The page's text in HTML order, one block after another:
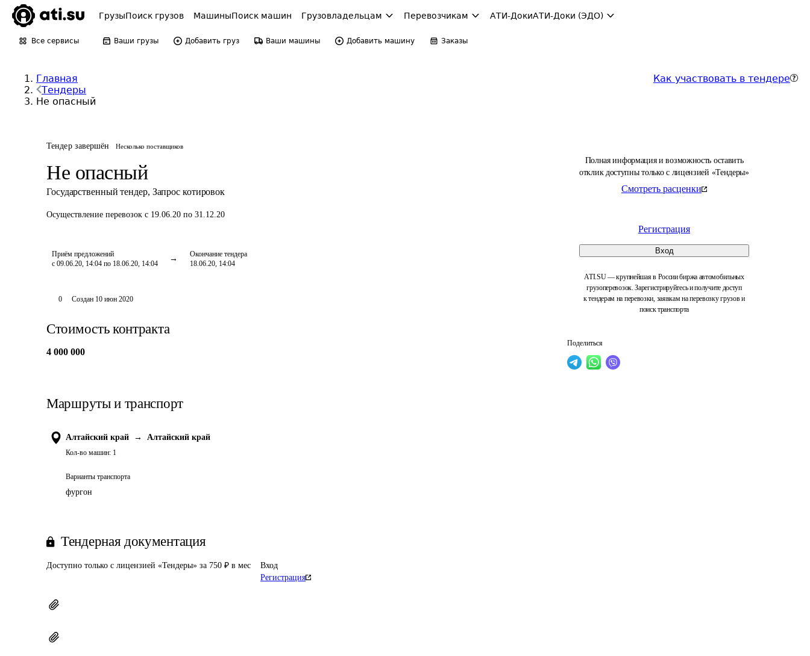
ГрузыПоиск грузов МашиныПоиск машин Грузовладельцам Перевозчикам АТИ-ДокиАТИ-Доки (ЭДО)
Все сервисы Ваши грузы Добавить груз Ваши машины Добавить машину Заказы
Главная
Тендеры
Не опасный
Как участвовать в тендере
Тендер завершён Несколько поставщиков
Не опасный
Государственный тендер, Запрос котировок
Осуществление перевозок с 19.06.20 по 31.12.20
Приём предложений
с 09.06.20, 14:04 по 18.06.20, 14:04
Окончание тендера
18.06.20, 14:04
Полная информация и возможность оставить
отклик доступны только с лицензией «Тендеры»
Смотреть расценки
Регистрация
Вход
ATI.SU — крупнейшая в России биржа автомобильных
грузоперевозок. Зарегистрируйтесь и получите доступ
к тендерам на перевозки, заявкам на перевозку грузов и
поиск транспорта
Поделиться
0 Создан 10 июн 2020
Стоимость контракта
4 000 000
Маршруты и транспорт
Алтайский край → Алтайский край
Кол-во машин: 1
Варианты транспорта
фургон
Тендерная документация
Доступно только с лицензией «Тендеры» за 750 ₽ в мес
Вход
Регистрация